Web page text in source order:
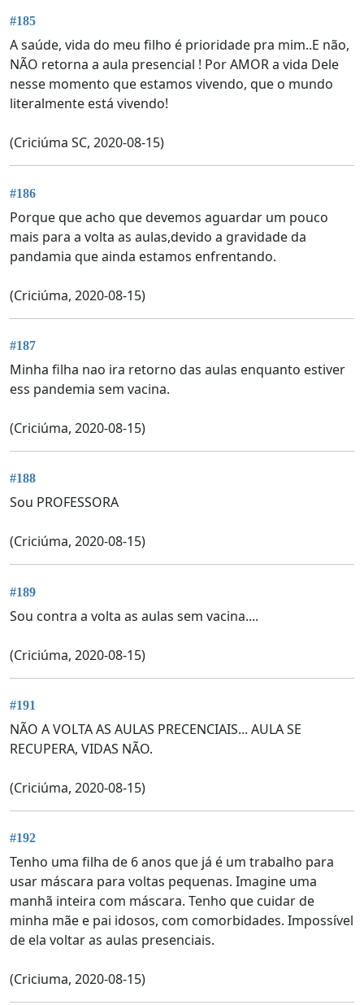
#185
A saúde, vida do meu filho é prioridade pra mim..E não,
NÃO retorna a aula presencial ! Por AMOR a vida Dele
nesse momento que estamos vivendo, que o mundo
literalmente está vivendo!
(Criciúma SC, 2020-08-15)
#186
Porque que acho que devemos aguardar um pouco
mais para a volta as aulas,devido a gravidade da
pandamia que ainda estamos enfrentando.
(Criciúma, 2020-08-15)
#187
Minha filha nao ira retorno das aulas enquanto estiver
ess pandemia sem vacina.
(Criciúma, 2020-08-15)
#188
Sou PROFESSORA
(Criciúma, 2020-08-15)
#189
Sou contra a volta as aulas sem vacina....
(Criciúma, 2020-08-15)
#191
NÃO A VOLTA AS AULAS PRECENCIAIS... AULA SE
RECUPERA, VIDAS NÃO.
(Criciúma, 2020-08-15)
#192
Tenho uma filha de 6 anos que já é um trabalho para
usar máscara para voltas pequenas. Imagine uma
manhã inteira com máscara. Tenho que cuidar de
minha mãe e pai idosos, com comorbidades. Impossível
de ela voltar as aulas presenciais.
(Criciuma, 2020-08-15)